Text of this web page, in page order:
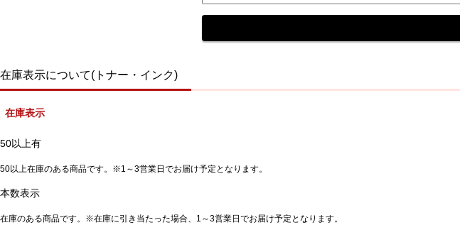
在庫表示について(トナー・インク)
在庫表示
50以上有
50以上在庫のある商品です。※1～3営業日でお届け予定となります。
本数表示
在庫のある商品です。※在庫に引き当たった場合、1～3営業日でお届け予定となります。